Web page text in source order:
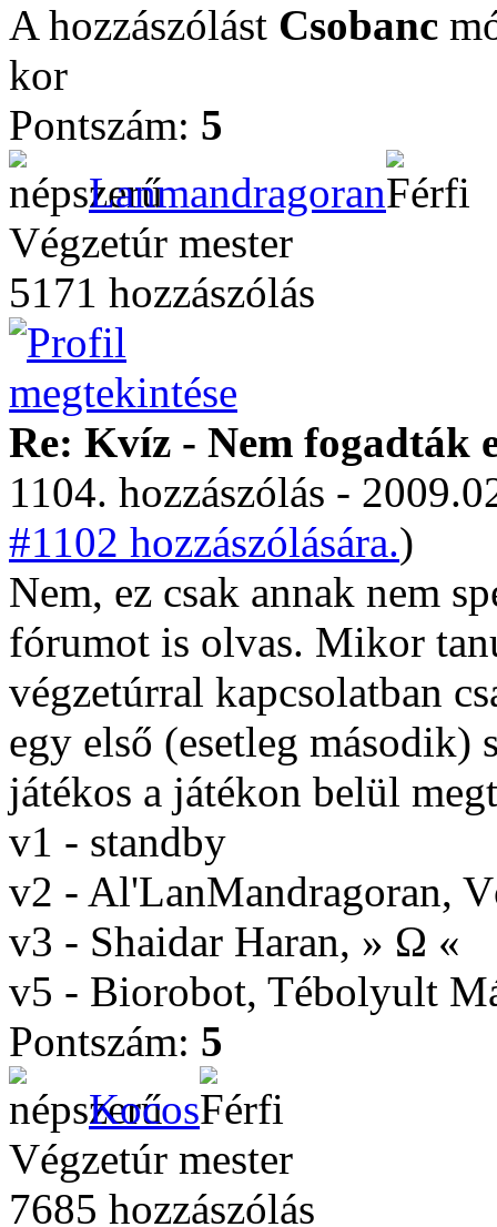
A hozzászólást Csobanc
kor
Pontszám: 5
Lanmandragoran
Végzetúr mester
5171 hozzászólás
Re: Kvíz - Nem fogadták
1104. hozzászólás -
#1102 hozzászólására.)
Nem, ez csak annak nem
fórumot is olvas. Mikor
végzetúrral kapcsolatban
egy első (esetleg második)
játékos a játékon belül
v1 - standby
v2 - Al'LanMandragoran,
v3 - Shaidar Haran, » Ω «
v5 - Biorobot, Tébolyult
Pontszám: 5
Kocos
Végzetúr mester
7685 hozzászólás